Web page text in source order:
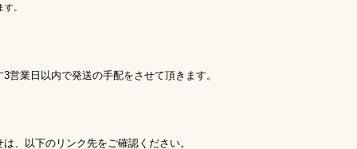
。
営業日以内で発送の手配をさせて頂きます。
、以下のリンク先をご確認ください。